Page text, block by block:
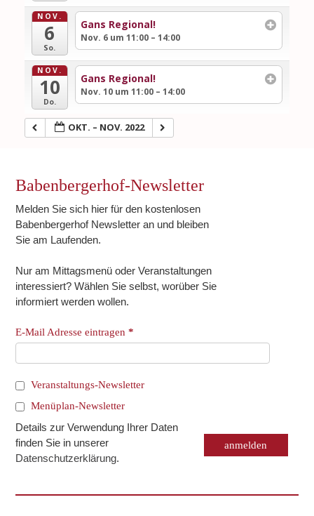
NOV.
6
So.
Gans Regional!
Nov. 6 um 11:00 – 14:00
NOV.
10
Do.
Gans Regional!
Nov. 10 um 11:00 – 14:00
OKT. – NOV. 2022
Babenbergerhof-Newsletter
Melden Sie sich hier für den kostenlosen
Babenbergerhof Newsletter an und bleiben
Sie am Laufenden.
Nur am Mittagsmenü oder Veranstaltungen
interessiert? Wählen Sie selbst, worüber Sie
informiert werden wollen.
E-Mail Adresse eintragen*
Veranstaltungs-Newsletter
Menüplan-Newsletter
Details zur Verwendung Ihrer Daten
finden Sie in unserer
Datenschutzerklärung.